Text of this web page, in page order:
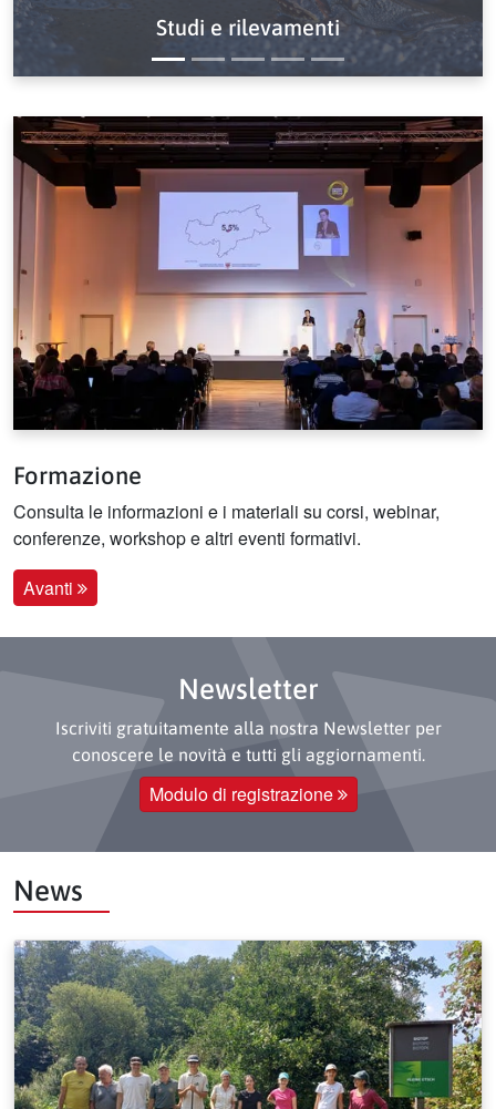
Studi e rilevamenti
Formazione
Consulta le informazioni e i materiali su corsi, webinar,
conferenze, workshop e altri eventi formativi.
Avanti
Newsletter
Iscriviti gratuitamente alla nostra Newsletter per
conoscere le novità e tutti gli aggiornamenti.
Modulo di registrazione
News